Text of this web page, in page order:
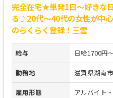
完全在宅★単発1日～好きな
る♪20代～40代の女性が中
のらくらく登録！三雲
給与 日給1700円
勤務地 滋賀県湖南市
雇用形態 アルバイト